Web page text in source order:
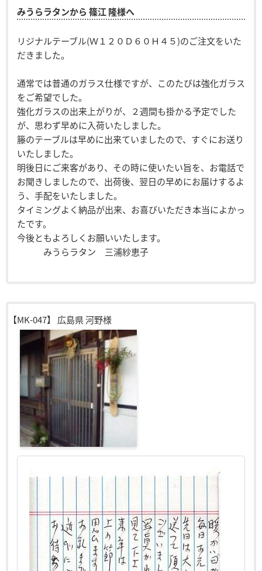
みうらラタンから 篠江 隆様へ
リジナルテーブル(Ｗ１２０Ｄ６０Ｈ４５)のご注文をいた
だきました。
通常では普通のガラス仕様ですが、このたびは強化ガラス
をご希望でした。
強化ガラスの出来上がりが、２週間も掛かる予定でした
が、思わず早めに入荷いたしました。
籐のテーブルは早めに出来ていましたので、すぐにお送り
いたしました。
明後日にご来客があり、その時に使いたい旨を、お電話で
お聞きしましたので、出荷後、翌日の早めにお届けするよ
う、手配をいたしました。
タイミングよく納品が出来、お喜びいただき本当によかっ
たです。
今後ともよろしくお願いいたします。
みうらラタン 三浦紗恵子
【MK-047】 広島県 河野様